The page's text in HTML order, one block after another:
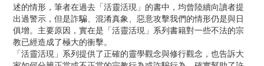
述的情形，筆者在過去「活靈活現」的書中，均曾陸續向讀者提
出過警示，但是詐騙、混淆真象、惡意攻擊我們的情形仍是與日
俱增。主要原因，實在是「活靈活現」系列書籍對一些不法的宗
教已經造成了極大的衝擊。
「活靈活現」系列提供了正確的靈學觀念與修行觀念，也告訴大